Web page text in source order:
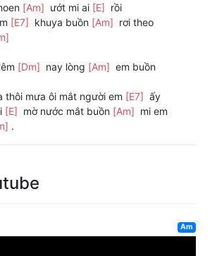
[Am] ướt mi ai [E] rồi
[E7] khuya buồn [Am] rơi theo
[Dm] nay lòng [Am] em buồn
thôi mưa ôi mắt người em [E7] ấy
[E] mờ nước mắt buồn [Am] mi em
.
Am